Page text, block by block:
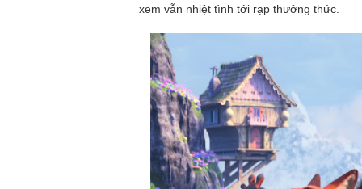
xem vẫn nhiệt tình tới rạp thưởng thức.